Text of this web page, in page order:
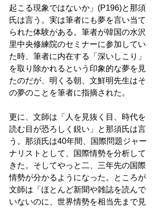
起こる現象ではないか」(P196)と那須
氏は言う。実は筆者にも夢を言い当て
られた体験がある。筆者が韓国の水沢
里中央修練院のセミナーに参加してい
た時、筆者に内在する「深いしこり」
を取り除かれるという印象的な夢を見
たのだが、明くる朝、文鮮明先生はそ
の夢のことを筆者に指摘された。
更に、文師は「人を見抜く目、時代を
読む目が恐ろしく鋭い」と那須氏は言
う。那須氏は40年間、国際問題ジャー
ナリストとして、国際情勢を分析して
きた。そしてやっと二、三年先の国際
情勢が分かるようになった。ところが
文師は「ほとんど新聞や雑誌を読んで
いないのに、世界情勢を相当先まで見